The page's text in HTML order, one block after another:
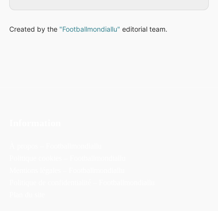
Created by the "Footballmondiallu" editorial team.